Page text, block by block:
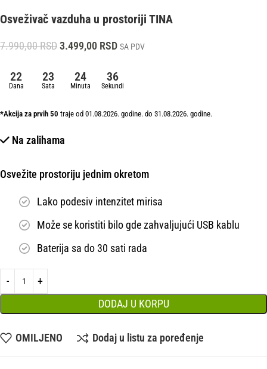
Osveživač vazduha u prostoriji TINA
7.990,00RSD3.499,00 RSD SA PDV
22
Dana
23
Sata
24
Minuta
36
Sekundi
*Akcija za prvih 50 traje od 01.08.2026. godine. do 31.08.2026. godine.
Na zalihama
Osvežite prostoriju jednim okretom
Lako podesiv intenzitet mirisa
Može se koristiti bilo gde zahvaljujući USB kablu
Baterija sa do 30 sati rada
DODAJ U KORPU
OMILJENO Dodaj u listu za poređenje